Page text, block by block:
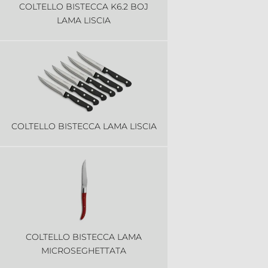
COLTELLO BISTECCA K6.2 BOJ
LAMA LISCIA
COLTELLO BISTECCA LAMA LISCIA
COLTELLO BISTECCA LAMA
MICROSEGHETTATA